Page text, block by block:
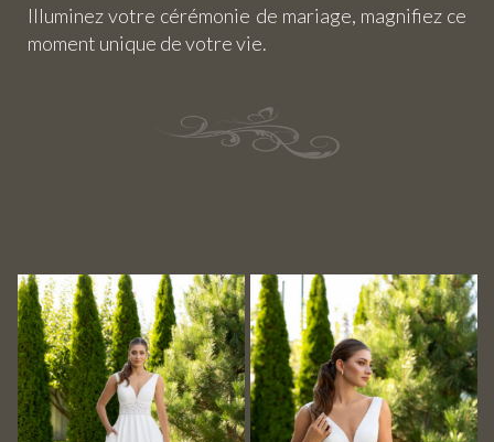
Illuminez votre cérémonie de mariage, magnifiez ce
moment unique de votre vie.